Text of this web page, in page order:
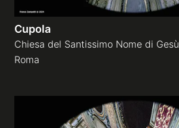
Cupola
Chiesa del Santissimo Nome di Gesù
Roma